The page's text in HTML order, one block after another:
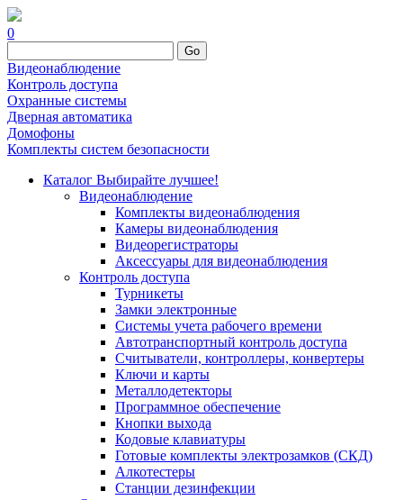
0
Go
Видеонаблюдение
Контроль доступа
Охранные системы
Дверная автоматика
Домофоны
Комплекты систем безопасности
Каталог Выбирайте лучшее!
Видеонаблюдение
Комплекты видеонаблюдения
Камеры видеонаблюдения
Видеорегистраторы
Аксессуары для видеонаблюдения
Контроль доступа
Турникеты
Замки электронные
Системы учета рабочего времени
Автотранспортный контроль доступа
Считыватели, контроллеры, конвертеры
Ключи и карты
Металлодетекторы
Программное обеспечение
Кнопки выхода
Кодовые клавиатуры
Готовые комплекты электрозамков (СКД)
Алкотестеры
Станции дезинфекции